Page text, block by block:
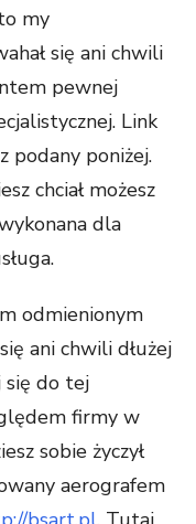
my
się ani chwili
pewnej
Link
podany poniżej.
chciał możesz
dla
odmienionym
ani chwili dłużej
się do tej
firmy w
sobie życzył
aerografem